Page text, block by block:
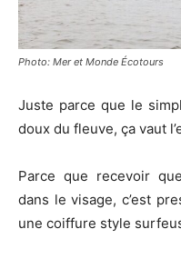
Photo: Mer et Monde Écotours
Juste parce que le
doux du fleuve, ça vaut
Parce que recevoir
dans le visage, c’est
une coiffure style